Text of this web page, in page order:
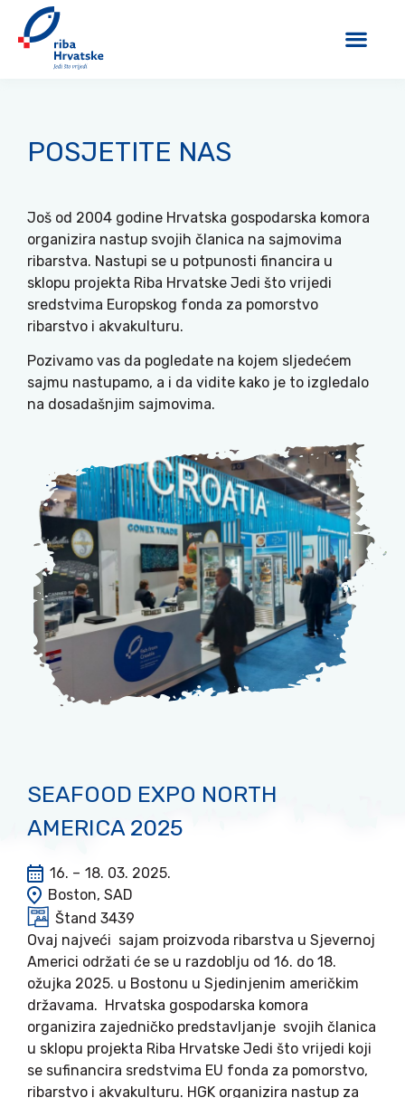
POSJETITE NAS
Još od 2004 godine Hrvatska gospodarska komora
organizira nastup svojih članica na sajmovima
ribarstva. Nastupi se u potpunosti financira u
sklopu projekta Riba Hrvatske Jedi što vrijedi
sredstvima Europskog fonda za pomorstvo
ribarstvo i akvakulturu.
Pozivamo vas da pogledate na kojem sljedećem
sajmu nastupamo, a i da vidite kako je to izgledalo
na dosadašnjim sajmovima.
SEAFOOD EXPO NORTH
AMERICA 2025
16. – 18. 03. 2025.
Boston, SAD
Štand 3439
Ovaj najveći sajam proizvoda ribarstva u Sjevernoj
Americi održati će se u razdoblju od 16. do 18.
ožujka 2025. u Bostonu u Sjedinjenim američkim
državama. Hrvatska gospodarska komora
organizira zajedničko predstavljanje svojih članica
u sklopu projekta Riba Hrvatske Jedi što vrijedi koji
se sufinancira sredstvima EU fonda za pomorstvo,
ribarstvo i akvakulturu. HGK organizira nastup za